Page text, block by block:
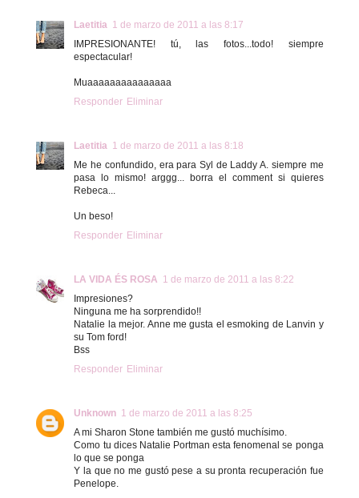
Laetitia 1 de marzo de 2011 a las 8:17
IMPRESIONANTE! tú, las fotos...todo! siempre
espectacular!
Muaaaaaaaaaaaaaaa
Responder Eliminar
Laetitia 1 de marzo de 2011 a las 8:18
Me he confundido, era para Syl de Laddy A. siempre me
pasa lo mismo! arggg... borra el comment si quieres
Rebeca...
Un beso!
Responder Eliminar
LA VIDA ÉS ROSA 1 de marzo de 2011 a las 8:22
Impresiones?
Ninguna me ha sorprendido!!
Natalie la mejor. Anne me gusta el esmoking de Lanvin y
su Tom ford!
Bss
Responder Eliminar
Unknown 1 de marzo de 2011 a las 8:25
A mi Sharon Stone también me gustó muchísimo.
Como tu dices Natalie Portman esta fenomenal se ponga
lo que se ponga
Y la que no me gustó pese a su pronta recuperación fue
Penelope.